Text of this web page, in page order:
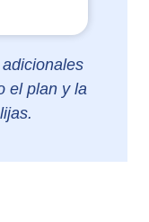
el plan y la